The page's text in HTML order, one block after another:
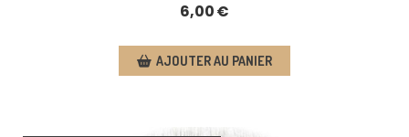
6,00€
AJOUTER AU PANIER